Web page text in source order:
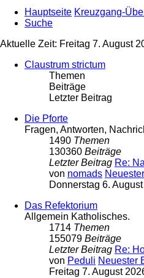
Hauptseite Kreuzgang-
Suche
Aktuelle Zeit: Freitag 7. August
Claustrum strictum
Themen
Beiträge
Letzter Beitrag
Die Pforte
Fragen, Antworten,
1490 Themen
130360 Beiträge
Letzter Beitrag Re:
von nomads
Donnerstag 6.
Das Refektorium
Allgemein Katholisches.
1714 Themen
155079 Beiträge
Letzter Beitrag Re:
von Peduli Neuester
Freitag 7. August